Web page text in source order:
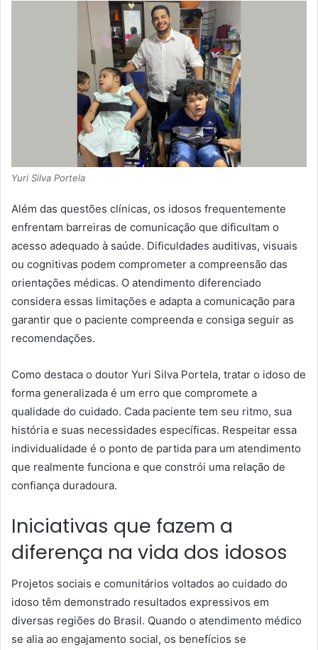
Yuri Silva Portela
Além das questões clínicas, os idosos frequentemente
enfrentam barreiras de comunicação que dificultam o
acesso adequado à saúde. Dificuldades auditivas, visuais
ou cognitivas podem comprometer a compreensão das
orientações médicas. O atendimento diferenciado
considera essas limitações e adapta a comunicação para
garantir que o paciente compreenda e consiga seguir as
recomendações.
Como destaca o doutor Yuri Silva Portela, tratar o idoso de
forma generalizada é um erro que compromete a
qualidade do cuidado. Cada paciente tem seu ritmo, sua
história e suas necessidades específicas. Respeitar essa
individualidade é o ponto de partida para um atendimento
que realmente funciona e que constrói uma relação de
confiança duradoura.
Iniciativas que fazem a
diferença na vida dos idosos
Projetos sociais e comunitários voltados ao cuidado do
idoso têm demonstrado resultados expressivos em
diversas regiões do Brasil. Quando o atendimento médico
se alia ao engajamento social, os benefícios se